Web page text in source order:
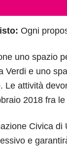
Ogni
uno spazio
Verdi e uno
Le attività
2018 fra
Civica
e